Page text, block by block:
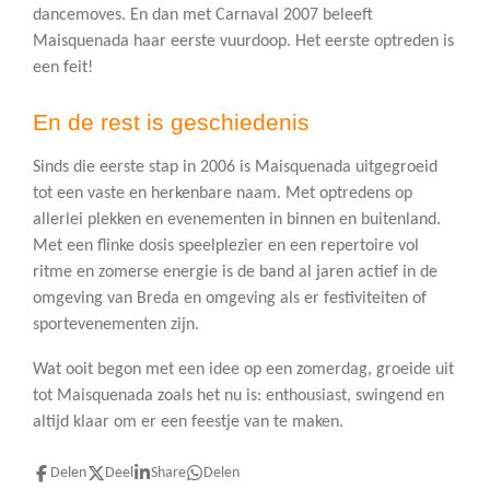
dancemoves. En dan met Carnaval 2007 beleeft
Maisquenada haar eerste vuurdoop. Het eerste optreden is
een feit!
En de rest is geschiedenis
Sinds die eerste stap in 2006 is Maisquenada uitgegroeid
tot een vaste en herkenbare naam. Met optredens op
allerlei plekken en evenementen in binnen en buitenland.
Met een flinke dosis speelplezier en een repertoire vol
ritme en zomerse energie is de band al jaren actief in de
omgeving van Breda en omgeving als er festiviteiten of
sportevenementen zijn.
Wat ooit begon met een idee op een zomerdag, groeide uit
tot Maisquenada zoals het nu is: enthousiast, swingend en
altijd klaar om er een feestje van te maken.
Delen Deel Share Delen